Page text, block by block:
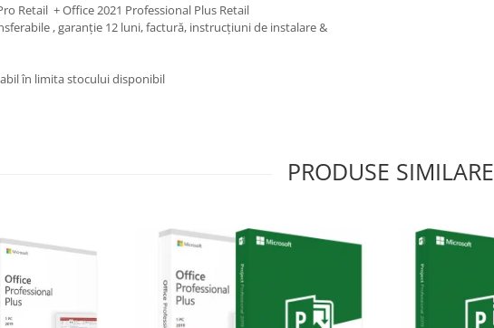
Retail + Office 2021 Professional Plus Retail
, garanție 12 luni, factură, instrucțiuni de instalare &
în limita stocului disponibil
PRODUSE SIMILARE